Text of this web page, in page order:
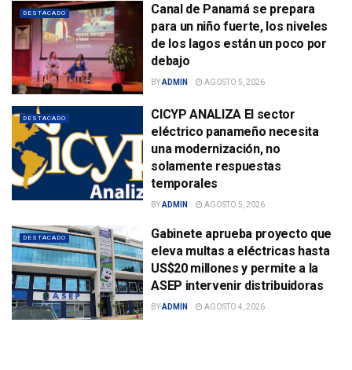
DESTACADO
Canal de Panamá se prepara
para un niño fuerte, los niveles
de los lagos están un poco por
debajo
BYADMIN AGOSTO 5, 2026
DESTACADO
CICYP ANALIZA El sector
eléctrico panameño necesita
una modernización, no
solamente respuestas
temporales
BYADMIN AGOSTO 5, 2026
DESTACADO
Gabinete aprueba proyecto que
eleva multas a eléctricas hasta
US$20 millones y permite a la
ASEP intervenir distribuidoras
BYADMIN AGOSTO 4, 2026